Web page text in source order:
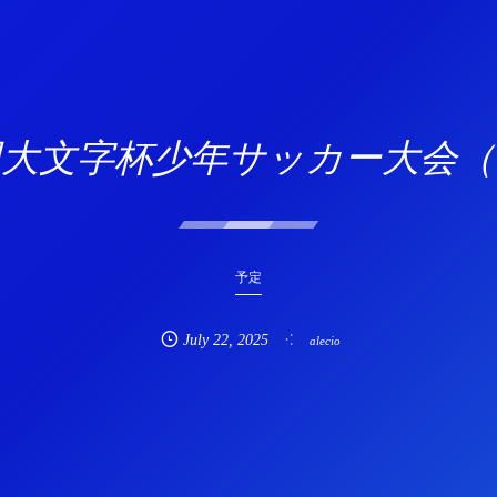
文字杯少年サッカー大会
予定
July 22, 2025 alecio